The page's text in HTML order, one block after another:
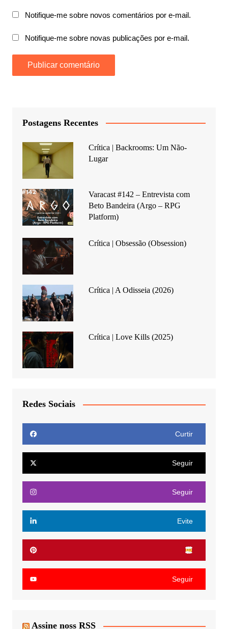
Notifique-me sobre novos comentários por e-mail.
Notifique-me sobre novas publicações por e-mail.
Postagens Recentes
Crítica | Backrooms: Um Não-
Lugar
Varacast #142 – Entrevista com
Beto Bandeira (Argo – RPG
Platform)
Crítica | Obsessão (Obsession)
Crítica | A Odisseia (2026)
Crítica | Love Kills (2025)
Redes Sociais
Curtir
Seguir
Seguir
Evite
Seguir
Assine noss RSS